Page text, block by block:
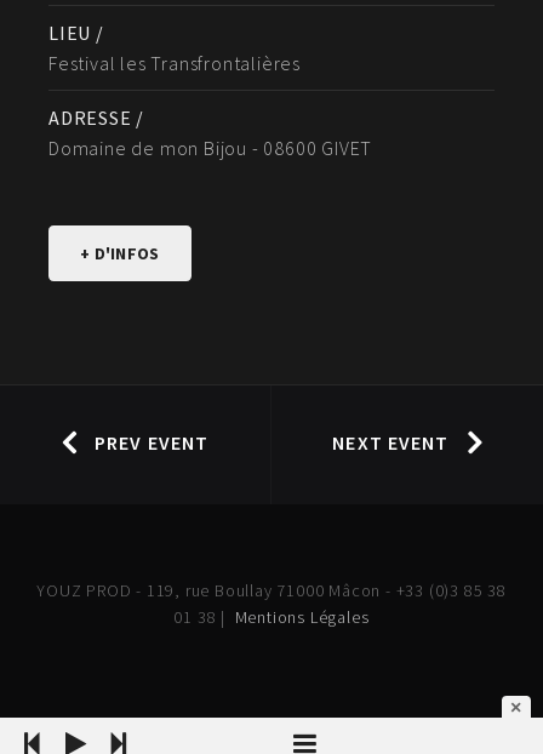
LIEU /
Festival les Transfrontalières
ADRESSE /
Domaine de mon Bijou - 08600 GIVET
+ D'INFOS
PREV EVENT NEXT EVENT
YOUZ PROD - 119, rue Boullay 71000 Mâcon - +33 (0)3 85 38
01 38 | Mentions Légales